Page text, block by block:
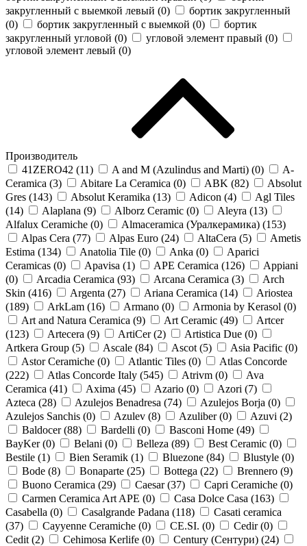
закругленный с выемкой левый (0)
бортик закругленный
(0) бортик закругленный с выемкой (0)
бортик
закругленный угловой (0) угловой элемент правый (0)
угловой элемент левый (0)
Производитель
41ZERO42 (11) A and M (Azulindus and Marti) (0)
A-
Ceramica (3) Abitare La Ceramica (0) ABK (82)
Absolut
Gres (143) Absolut Keramika (13) Adicon (4)
Agl Tiles
(14) Alaplana (9) Alborz Ceramic (0) Aleyra (13)
Alfalux Ceramiche (0) Almaceramica (Уралкерамика) (153)
Alpas Cera (77) Alpas Euro (24) AltaCera (5)
Ametis
Estima (134) Anatolia Tile (0) Anka (0)
Aparici
Ceramicas (0) Apavisa (1) APE Ceramica (126)
Appiani
(0) Arcadia Ceramica (93) Arcana Ceramica (3)
Arch
Skin (416) Argenta (27) Ariana Ceramica (14)
Ariostea
(189) ArkLam (16) Armano (0) Armonia by Kerasol (0)
Art and Natura Ceramica (9) Art Ceramic (49)
Artcer
(123) Artecera (9) ArtiCer (2) Artistica Due (0)
Artkera Group (5) Ascale (84) Ascot (5) Asia Pacific (0)
Astor Ceramiche (0) Atlantic Tiles (0)
Atlas Concorde
(222) Atlas Concorde Italy (545) Atrivm (0)
Ava
Ceramica (41) Axima (45) Azario (0) Azori (7)
Azteca (28) Azulejos Benadresa (74) Azulejos Borja (0)
Azulejos Sanchis (0) Azulev (8) Azuliber (0) Azuvi (2)
Baldocer (88) Bardelli (0) Basconi Home (49)
BayKer (0) Belani (0) Belleza (89) Best Ceramic (0)
Bestile (1) Bien Seramik (1) Bluezone (84) Blustyle (0)
Bode (8) Bonaparte (25) Bottega (22) Brennero (9)
Buono Ceramica (29) Caesar (37) Capri Ceramiche (0)
Carmen Ceramica Art APE (0) Casa Dolce Casa (163)
Casabella (0) Casalgrande Padana (118)
Casati ceramica
(37) Cayyenne Ceramiche (0) CE.SI. (0) Cedir (0)
Cedit (2) Cehimosa Kerlife (0) Century (Сентури) (24)